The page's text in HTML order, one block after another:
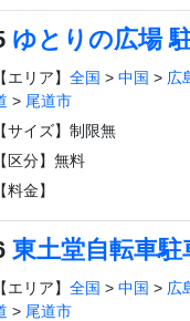
ゆとりの広場
【エリア】 全国 > 中国 > 広
> 尾道市
【サイズ】制限無
【区分】無料
【料金】
東土堂自転車駐
【エリア】 全国 > 中国 > 広
> 尾道市